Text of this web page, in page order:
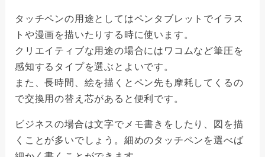
タッチペンの用途としてはペンタブレットでイラス
トや漫画を描いたりする時に使います。
クリエイティブな用途の場合にはワコムなど筆圧を
感知するタイプを選ぶとよいです。
また、長時間、絵を描くとペン先も摩耗してくるの
で交換用の替え芯があると便利です。
ビジネスの場合は文字でメモ書きをしたり、図を描
くことが多いでしょう。細めのタッチペンを選べば